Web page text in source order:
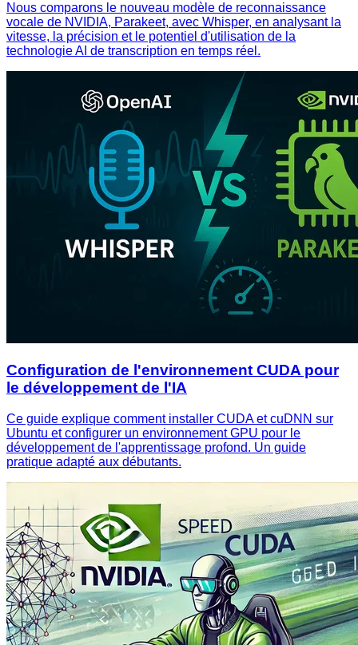
Nous comparons le nouveau modèle de reconnaissance
vocale de NVIDIA, Parakeet, avec Whisper, en analysant la
vitesse, la précision et le potentiel d'utilisation de la
technologie AI de transcription en temps réel.
Configuration de l'environnement CUDA pour
le développement de l'IA
Ce guide explique comment installer CUDA et cuDNN sur
Ubuntu et configurer un environnement GPU pour le
développement de l'apprentissage profond. Un guide
pratique adapté aux débutants.